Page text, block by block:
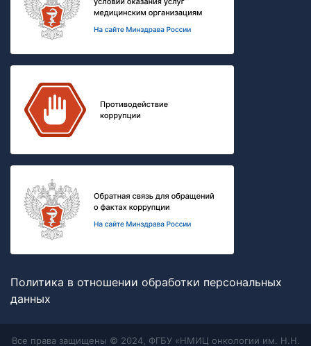
Политика в отношении обработки персональных
данных
Все права защищены © 2024, ФГБУ «НМИЦ онкологии им. Н.Н.